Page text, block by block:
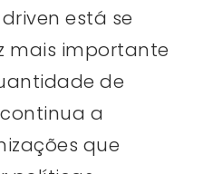
está se
mais importante
de
a
que